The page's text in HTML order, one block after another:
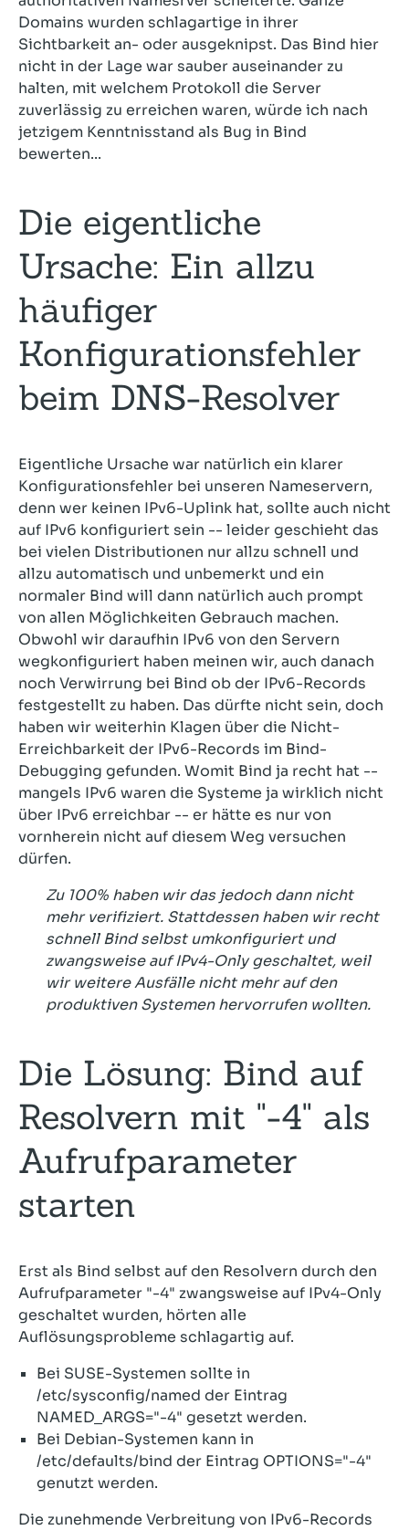
Domains wurden schlagartige in ihrer
Sichtbarkeit an- oder ausgeknipst. Das Bind hier
nicht in der Lage war sauber auseinander zu
halten, mit welchem Protokoll die Server
zuverlässig zu erreichen waren, würde ich nach
jetzigem Kenntnisstand als Bug in Bind
bewerten...
Die eigentliche
Ursache: Ein allzu
häufiger
Konfigurationsfehler
beim DNS-Resolver
Eigentliche Ursache war natürlich ein klarer
Konfigurationsfehler bei unseren Nameservern,
denn wer keinen IPv6-Uplink hat, sollte auch nicht
auf IPv6 konfiguriert sein -- leider geschieht das
bei vielen Distributionen nur allzu schnell und
allzu automatisch und unbemerkt und ein
normaler Bind will dann natürlich auch prompt
von allen Möglichkeiten Gebrauch machen.
Obwohl wir daraufhin IPv6 von den Servern
wegkonfiguriert haben meinen wir, auch danach
noch Verwirrung bei Bind ob der IPv6-Records
festgestellt zu haben. Das dürfte nicht sein, doch
haben wir weiterhin Klagen über die Nicht-
Erreichbarkeit der IPv6-Records im Bind-
Debugging gefunden. Womit Bind ja recht hat --
mangels IPv6 waren die Systeme ja wirklich nicht
über IPv6 erreichbar -- er hätte es nur von
vornherein nicht auf diesem Weg versuchen
dürfen.
Zu 100% haben wir das jedoch dann nicht
mehr verifiziert. Stattdessen haben wir recht
schnell Bind selbst umkonfiguriert und
zwangsweise auf IPv4-Only geschaltet, weil
wir weitere Ausfälle nicht mehr auf den
produktiven Systemen hervorrufen wollten.
Die Lösung: Bind auf
Resolvern mit "-4" als
Aufrufparameter
starten
Erst als Bind selbst auf den Resolvern durch den
Aufrufparameter "-4" zwangsweise auf IPv4-Only
geschaltet wurden, hörten alle
Auflösungsprobleme schlagartig auf.
Bei SUSE-Systemen sollte in
/etc/sysconfig/named der Eintrag
NAMED_ARGS="-4" gesetzt werden.
Bei Debian-Systemen kann in
/etc/defaults/bind der Eintrag OPTIONS="-4"
genutzt werden.
Die zunehmende Verbreitung von IPv6-Records